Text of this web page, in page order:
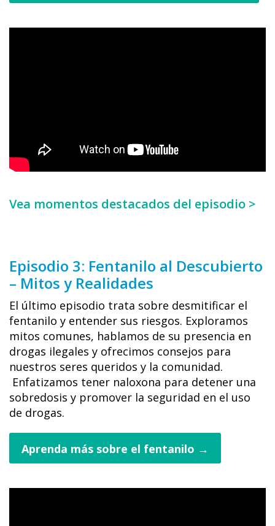
Vea momentos destacados del episodio >
Episodio 3: Fentanilo al Descubierto
– Mitos y Realidades
El último episodio trata sobre desmitificar el
fentanilo y entender sus riesgos. Exploramos
mitos comunes, hablamos de su presencia en
drogas ilegales y ofrecimos consejos para
nuestros seres queridos y la comunidad.
Enfatizamos tener naloxona para detener una
sobredosis y promover la seguridad en el uso
de drogas.
Aprenda más sobre el fentanilo →